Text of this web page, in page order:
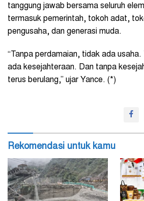
tanggung jawab bersama seluruh
termasuk pemerintah, tokoh adat,
pengusaha, dan generasi muda.
“Tanpa perdamaian, tidak ada
ada kesejahteraan. Dan tanpa
terus berulang,” ujar Yance. (*)
Rekomendasi untuk kamu